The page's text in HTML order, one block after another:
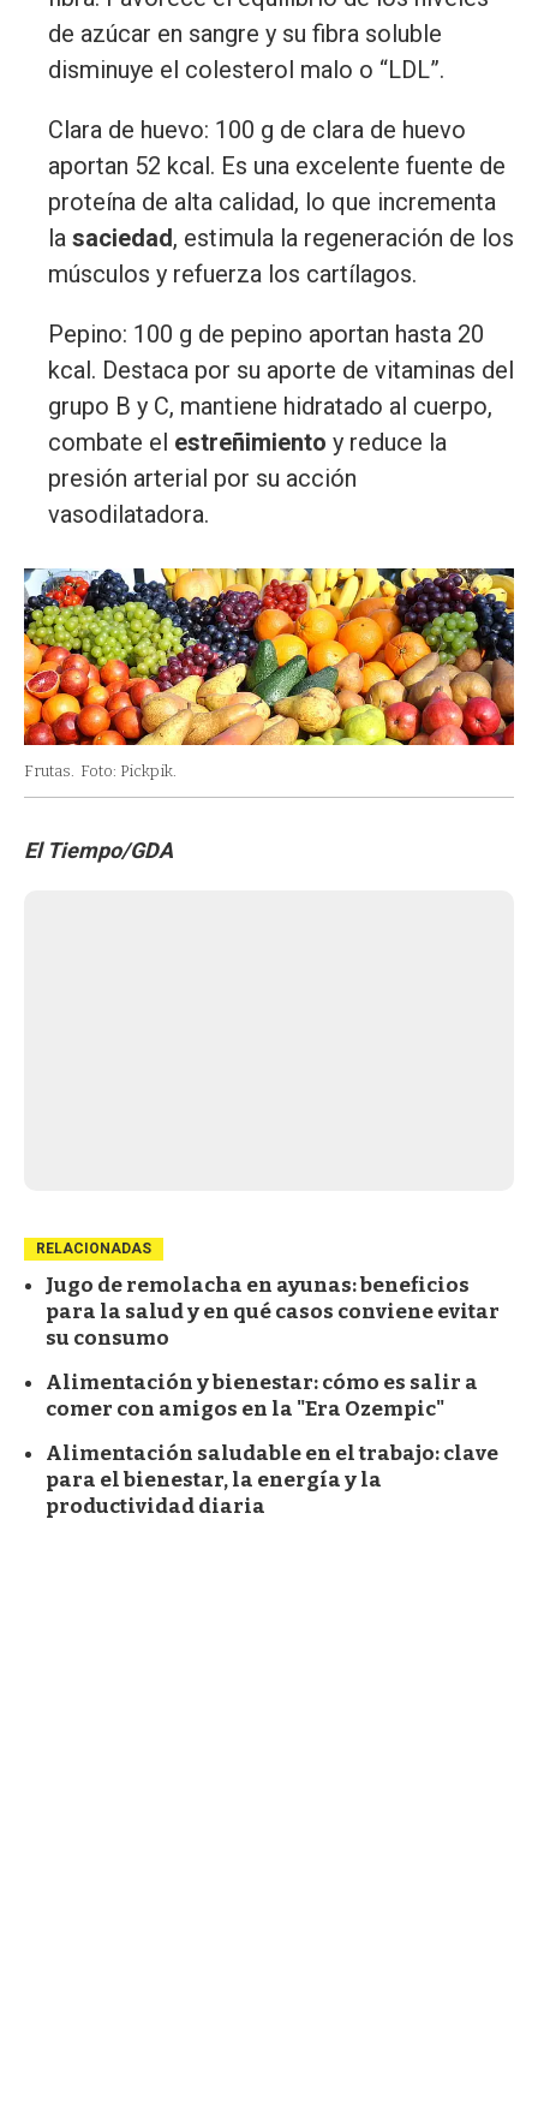
de azúcar en sangre y su fibra soluble
disminuye el colesterol malo o “LDL”.
Clara de huevo: 100 g de clara de huevo
aportan 52 kcal. Es una excelente fuente de
proteína de alta calidad, lo que incrementa
la saciedad, estimula la regeneración de los
músculos y refuerza los cartílagos.
Pepino: 100 g de pepino aportan hasta 20
kcal. Destaca por su aporte de vitaminas del
grupo B y C, mantiene hidratado al cuerpo,
combate el estreñimiento y reduce la
presión arterial por su acción
vasodilatadora.
Frutas. Foto: Pickpik.
El Tiempo/GDA
RELACIONADAS
Jugo de remolacha en ayunas: beneficios
para la salud y en qué casos conviene evitar
su consumo
Alimentación y bienestar: cómo es salir a
comer con amigos en la "Era Ozempic"
Alimentación saludable en el trabajo: clave
para el bienestar, la energía y la
productividad diaria